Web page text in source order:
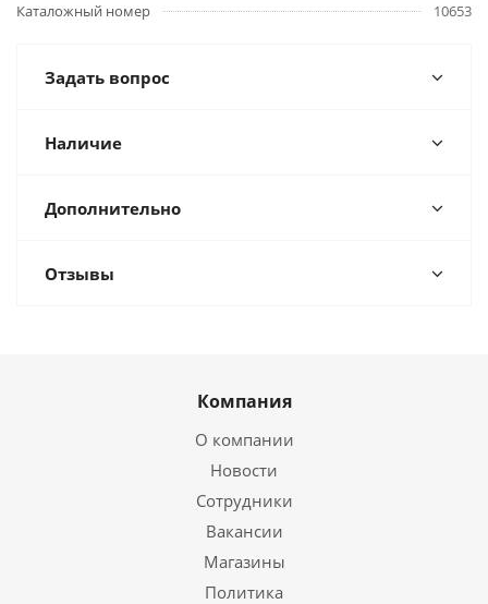
Каталожный номер 10653
Задать вопрос
Наличие
Дополнительно
Отзывы
Компания
О компании
Новости
Сотрудники
Вакансии
Магазины
Политика